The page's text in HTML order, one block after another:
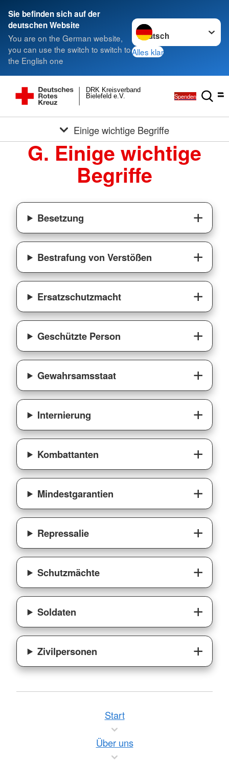
Sie befinden sich auf der
deutschen Website
You are on the German website,
you can use the switch to switch to
the English one
Sprache wechseln zu
Alles klar
Bielefeld e.V.
DRK Kreisverband
Spenden
Einige wichtige Begriffe
G. Einige wichtige
Begriffe
Besetzung
Bestrafung von Verstößen
Ersatzschutzmacht
Geschützte Person
Gewahrsamsstaat
Internierung
Kombattanten
Mindestgarantien
Repressalie
Schutzmächte
Soldaten
Zivilpersonen
Start
Über uns